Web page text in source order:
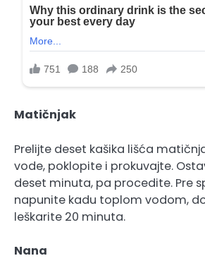
Matičnjak
Prelijte deset kašika lišća
vode, poklopite i prokuvajte.
deset minuta, pa procedite. Pre
napunite kadu toplom vodom,
leškarite 20 minuta.
Nana